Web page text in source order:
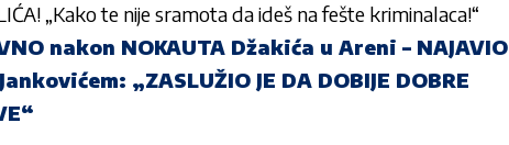
„Kako te nije sramota da ideš na fešte kriminalaca!“
nakon NOKAUTA Džakića u Areni – NAJAVIO
„ZASLUŽIO JE DA DOBIJE DOBRE